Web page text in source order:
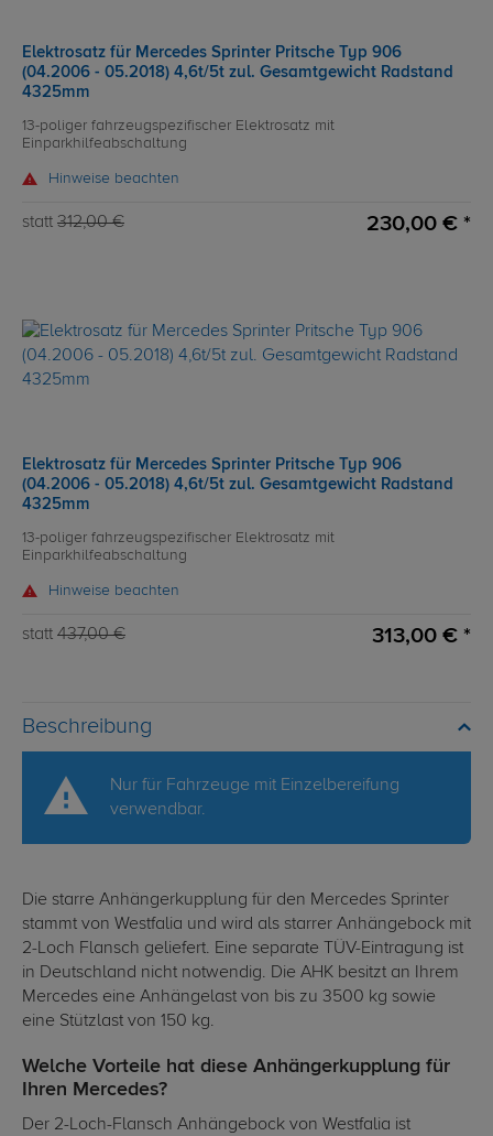
Elektrosatz für Mercedes Sprinter Pritsche Typ 906
(04.2006 - 05.2018) 4,6t/5t zul. Gesamtgewicht Radstand
4325mm
13-poliger fahrzeugspezifischer Elektrosatz mit
Einparkhilfeabschaltung
Hinweise beachten
statt 312,00 € 230,00 € *
Elektrosatz für Mercedes Sprinter Pritsche Typ 906
(04.2006 - 05.2018) 4,6t/5t zul. Gesamtgewicht Radstand
4325mm
13-poliger fahrzeugspezifischer Elektrosatz mit
Einparkhilfeabschaltung
Hinweise beachten
statt 437,00 € 313,00 € *
Beschreibung
Nur für Fahrzeuge mit Einzelbereifung
verwendbar.
Die starre Anhängerkupplung für den Mercedes Sprinter
stammt von Westfalia und wird als starrer Anhängebock mit
2-Loch Flansch geliefert. Eine separate TÜV-Eintragung ist
in Deutschland nicht notwendig. Die AHK besitzt an Ihrem
Mercedes eine Anhängelast von bis zu 3500 kg sowie
eine Stützlast von 150 kg.
Welche Vorteile hat diese Anhängerkupplung für
Ihren Mercedes?
Der 2-Loch-Flansch Anhängebock von Westfalia ist